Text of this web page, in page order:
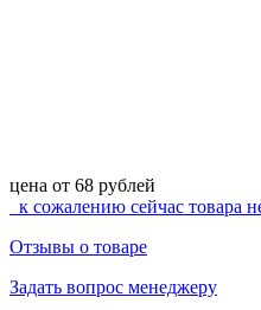
цена от 68 рублей
к сожалению сейчас товара
Отзывы о товаре
Задать вопрос менеджеру